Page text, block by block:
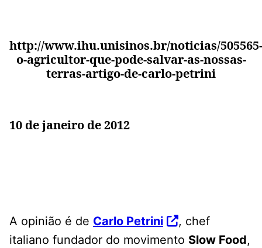
http://www.ihu.unisinos.br/noticias/505565-
o-agricultor-que-pode-salvar-as-nossas-
terras-artigo-de-carlo-petrini
10 de janeiro de 2012
A opinião é de Carlo Petrini
, chef
italiano fundador do movimento Slow Food,